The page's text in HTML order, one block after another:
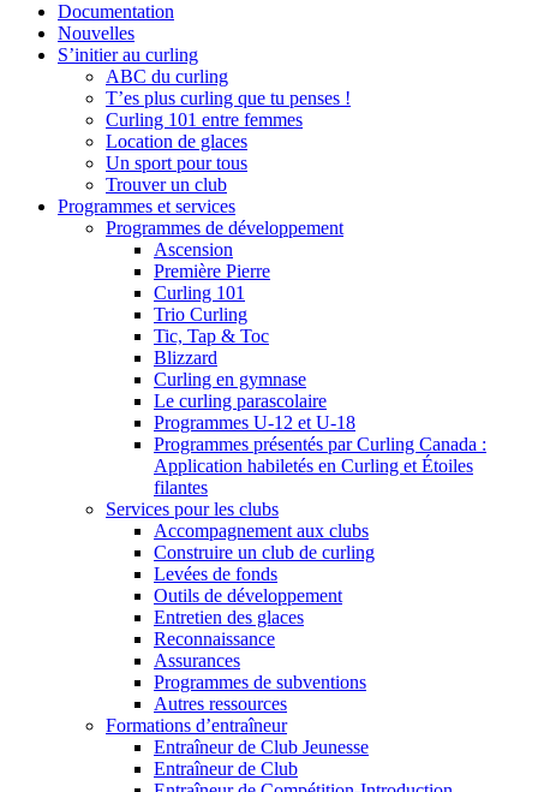
Documentation
Nouvelles
S’initier au curling
ABC du curling
T’es plus curling que tu penses !
Curling 101 entre femmes
Location de glaces
Un sport pour tous
Trouver un club
Programmes et services
Programmes de développement
Ascension
Première Pierre
Curling 101
Trio Curling
Tic, Tap & Toc
Blizzard
Curling en gymnase
Le curling parascolaire
Programmes U-12 et U-18
Programmes présentés par Curling Canada :
Application habiletés en Curling et Étoiles
filantes
Services pour les clubs
Accompagnement aux clubs
Construire un club de curling
Levées de fonds
Outils de développement
Entretien des glaces
Reconnaissance
Assurances
Programmes de subventions
Autres ressources
Formations d’entraîneur
Entraîneur de Club Jeunesse
Entraîneur de Club